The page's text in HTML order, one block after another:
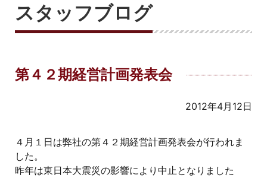
スタッフブログ
第４２期経営計画発表会
2012年4月12日
４月１日は弊社の第４２期経営計画発表会が行われま
した。
昨年は東日本大震災の影響により中止となりました